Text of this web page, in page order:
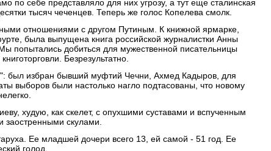
по себе представляло для них угрозу, а тут еще сталинская
тысяч чеченцев. Теперь же голос Копелева смолк.
отношениями с другом Путиным. К книжной ярмарке,
была выпущена книга российской журналистки Анны
попытались добиться для мужественной писательницы
Безрезультатно.
был избран бывший муфтий Чечни, Ахмед Кадыров, для
выборов были настолько нагло подтасованы, что новому
худую, как скелет, с опухшими суставами и вспученным
скулами.
Ее младшей дочери всего 13, ей самой - 51 год. Ее
голод.